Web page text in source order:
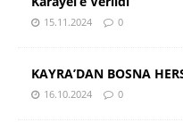
15.11.2024 0
KAYRA’DAN BOSNA
16.10.2024 0